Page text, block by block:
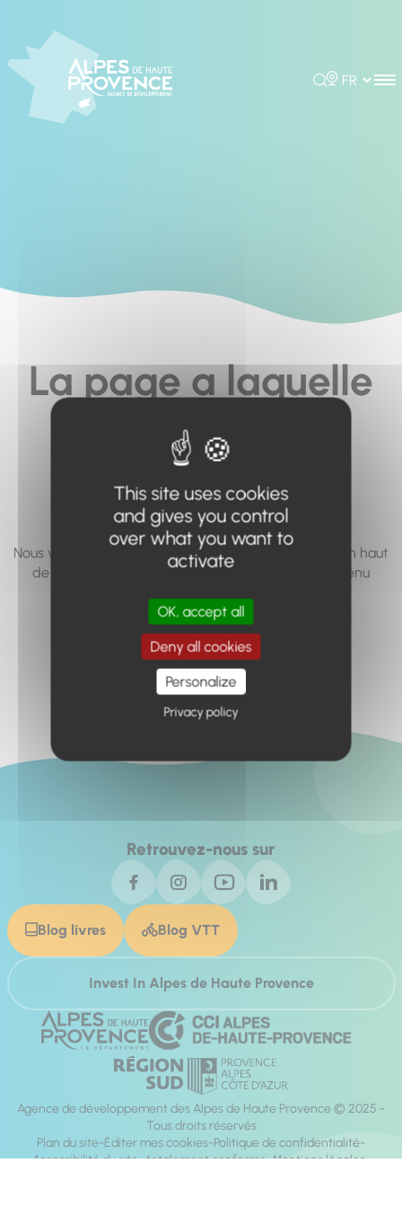
Rechercher
Choisir la
La page a laquelle
vous cherchez à
accéder n'existe
pas... ou plus.
Nous vous invitons à utiliser le moteur de recherche en haut
de page, ou à utiliser le menu pour trouver le contenu
Retour à l'accueil
Retrouvez-nous sur
Blog livres Blog VTT
Invest In Alpes de Haute Provence
Agence de développement des Alpes de Haute Provence © 2025 -
Tous droits réservés
Plan du site Éditer mes cookies Politique de confidentialité
Accessibilité du site : totalement conforme Mentions légales
This site uses cookies
and gives you control
over what you want to
activate
OK, accept all
Deny all cookies
Personalize
Privacy policy